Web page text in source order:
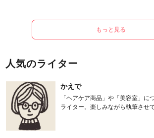
もっと見る
人気のライター
かえで
「ヘアケア商品」や「美容室」に
ライター。楽しみながら執筆させ